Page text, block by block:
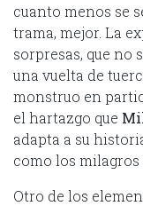
cuanto menos se
trama, mejor. La
sorpresas, que no
una vuelta de
monstruo en
el hartazgo que
adapta a su
como los milagros
Otro de los